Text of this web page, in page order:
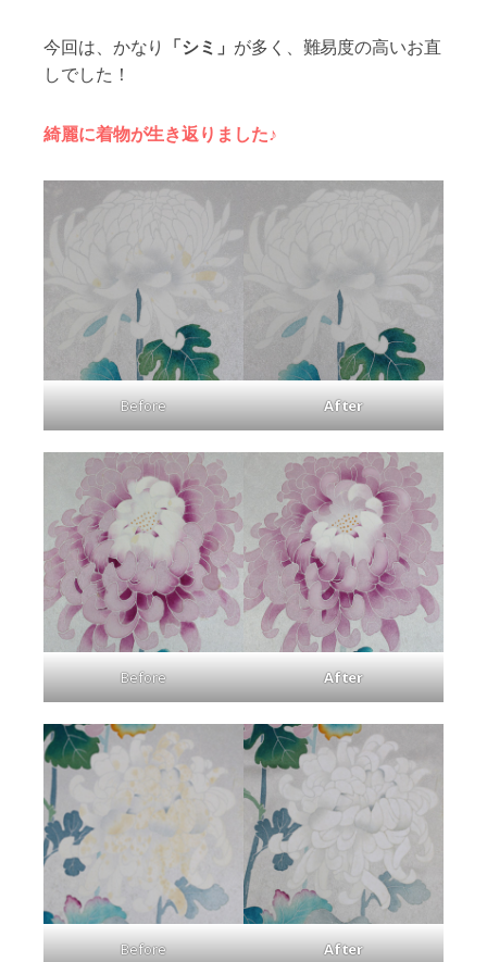
今回は、かなり 「シミ」 が多く、難易度の高いお直
しでした！
綺麗に着物が生き返りました♪
Before After
Before After
Before After